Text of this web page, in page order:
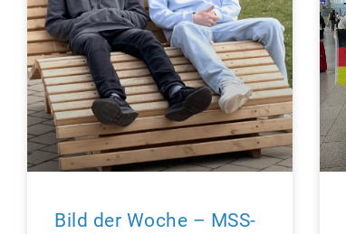
Bild der Woche – MSS-